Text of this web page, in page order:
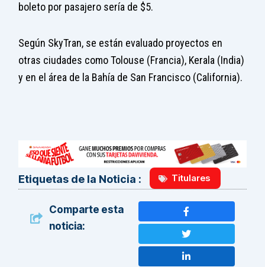
boleto por pasajero sería de $5.
Según SkyTran, se están evaluado proyectos en
otras ciudades como Tolouse (Francia), Kerala (India)
y en el área de la Bahía de San Francisco (California).
Etiquetas de la Noticia : Titulares
Comparte esta
noticia: